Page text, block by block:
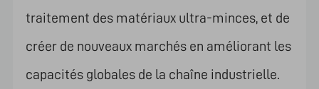
traitement des matériaux ultra-minces, et de
créer de nouveaux marchés en améliorant les
capacités globales de la chaîne industrielle.